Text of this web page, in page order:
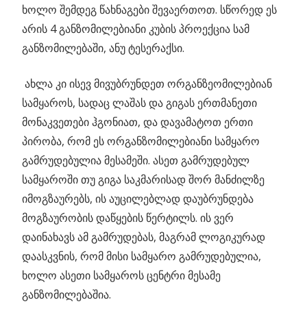
ხოლო შემდეგ წახნაგები შევაერთოთ. სწორედ ეს
არის 4 განზომილებიანი კუბის პროექცია სამ
განზომილებაში, ანუ ტესერაქსი.
ახლა კი ისევ მივუბრუნდეთ ორგანზეომილებიან
სამყაროს, სადაც ლაშას და გიგას ერთმანეთი
მონაკვეთები ჰგონიათ, და დავამატოთ ერთი
პირობა, რომ ეს ორგანზომილებიანი სამყარო
გამრუდებულია მესამეში. ასეთ გამრუდებულ
სამყაროში თუ გიგა საკმარისად შორ მანძილზე
იმოგზაურებს, ის აუცილებლად დაუბრუნდება
მოგზაურობის დაწყების წერტილს. ის ვერ
დაინახავს ამ გამრუდებას, მაგრამ ლოგიკურად
დაასკვნის, რომ მისი სამყარო გამრუდებულია,
ხოლო ასეთი სამყაროს ცენტრი მესამე
განზომილებაშია.